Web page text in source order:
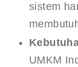
sistem
UMKM